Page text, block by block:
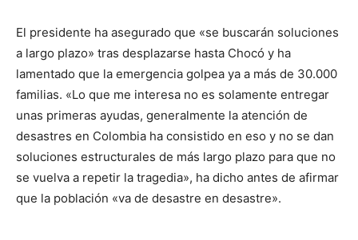
El presidente ha asegurado que «se buscarán soluciones
a largo plazo» tras desplazarse hasta Chocó y ha
lamentado que la emergencia golpea ya a más de 30.000
familias. «Lo que me interesa no es solamente entregar
unas primeras ayudas, generalmente la atención de
desastres en Colombia ha consistido en eso y no se dan
soluciones estructurales de más largo plazo para que no
se vuelva a repetir la tragedia», ha dicho antes de afirmar
que la población «va de desastre en desastre».